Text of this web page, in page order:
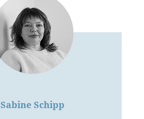
Sabine Schipp